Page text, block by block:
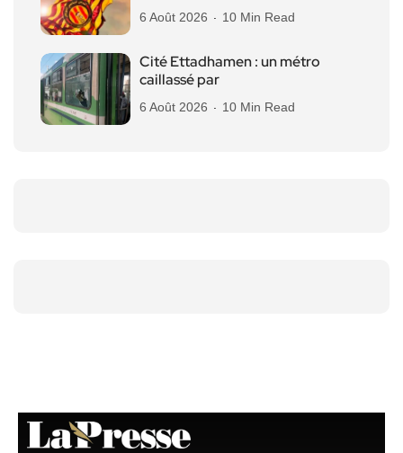
6 Août 2026 10 Min Read
Cité Ettadhamen : un métro
caillassé par
6 Août 2026 10 Min Read